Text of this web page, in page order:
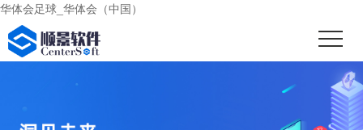
华体会足球_华体会（中国）